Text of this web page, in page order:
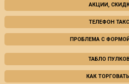
АКЦИИ,
ТЕЛЕФОН
ПРОБЛЕМА С
ТАБЛО
КАК